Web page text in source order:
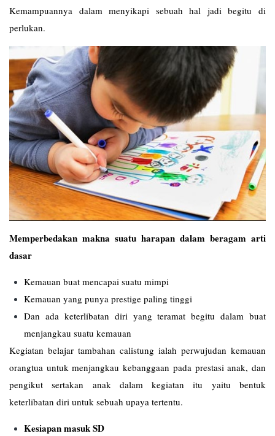
Kemampuannya dalam menyikapi sebuah hal jadi begitu di
perlukan.
Memperbedakan makna suatu harapan dalam beragam arti
dasar
Kemauan buat mencapai suatu mimpi
Kemauan yang punya prestige paling tinggi
Dan ada keterlibatan diri yang teramat begitu dalam buat
menjangkau suatu kemauan
Kegiatan belajar tambahan calistung ialah perwujudan kemauan
orangtua untuk menjangkau kebanggaan pada prestasi anak, dan
pengikut sertakan anak dalam kegiatan itu yaitu bentuk
keterlibatan diri untuk sebuah upaya tertentu.
Kesiapan masuk SD